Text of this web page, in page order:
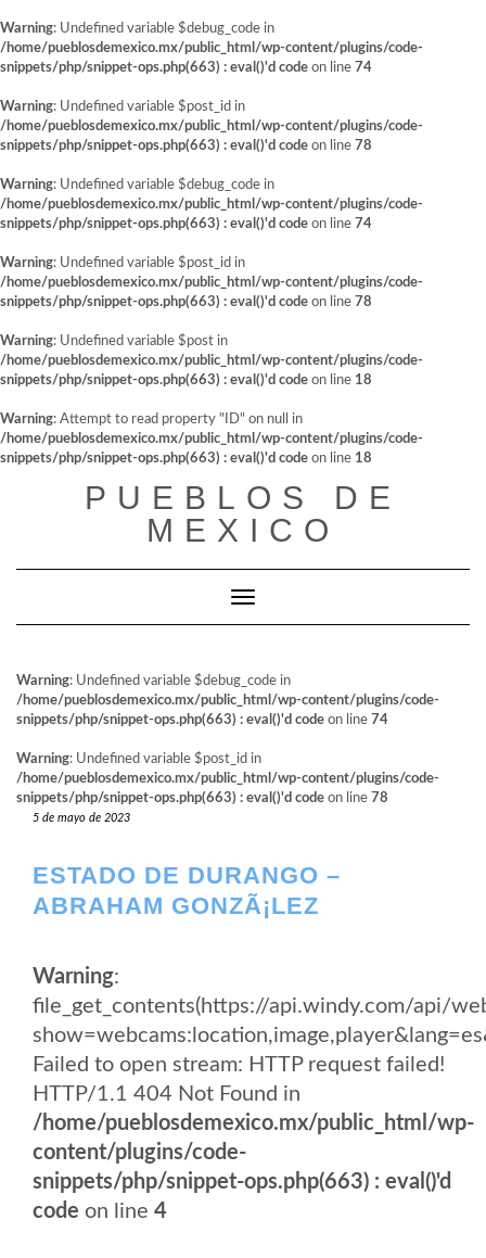
Warning: Undefined variable $debug_code in
/home/pueblosdemexico.mx/public_html/wp-content/plugins/code-
snippets/php/snippet-ops.php(663) : eval()'d code on line 74
Warning: Undefined variable $post_id in
/home/pueblosdemexico.mx/public_html/wp-content/plugins/code-
snippets/php/snippet-ops.php(663) : eval()'d code on line 78
Warning: Undefined variable $debug_code in
/home/pueblosdemexico.mx/public_html/wp-content/plugins/code-
snippets/php/snippet-ops.php(663) : eval()'d code on line 74
Warning: Undefined variable $post_id in
/home/pueblosdemexico.mx/public_html/wp-content/plugins/code-
snippets/php/snippet-ops.php(663) : eval()'d code on line 78
Warning: Undefined variable $post in
/home/pueblosdemexico.mx/public_html/wp-content/plugins/code-
snippets/php/snippet-ops.php(663) : eval()'d code on line 18
Warning: Attempt to read property "ID" on null in
/home/pueblosdemexico.mx/public_html/wp-content/plugins/code-
snippets/php/snippet-ops.php(663) : eval()'d code on line 18
PUEBLOS DE
MEXICO
Cambiar modo de navegación
Warning: Undefined variable $debug_code in
/home/pueblosdemexico.mx/public_html/wp-content/plugins/code-
snippets/php/snippet-ops.php(663) : eval()'d code on line 74
Warning: Undefined variable $post_id in
/home/pueblosdemexico.mx/public_html/wp-content/plugins/code-
snippets/php/snippet-ops.php(663) : eval()'d code on line 78
5 de mayo de 2023
ESTADO DE DURANGO –
ABRAHAM GONZÃ¡LEZ
Warning:
file_get_contents(https://api.windy.com/api/
Failed to open stream: HTTP request failed!
HTTP/1.1 404 Not Found in
/home/pueblosdemexico.mx/public_html/wp-
content/plugins/code-
snippets/php/snippet-ops.php(663) : eval()'d
code on line 4